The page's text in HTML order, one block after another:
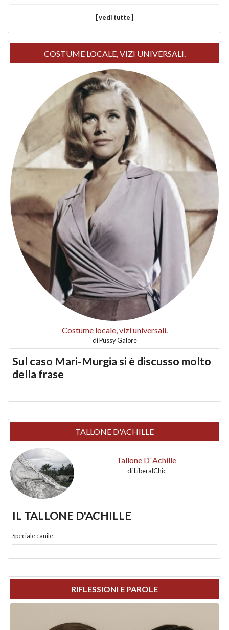
[ vedi tutte ]
COSTUME LOCALE, VIZI UNIVERSALI.
Costume locale, vizi universali.
diPussy Galore
Sul caso Mari-Murgia si è discusso molto
della frase
TALLONE D'ACHILLE
Tallone D`Achille
diLiberalChic
IL TALLONE D'ACHILLE
Speciale canile
RIFLESSIONI E PAROLE